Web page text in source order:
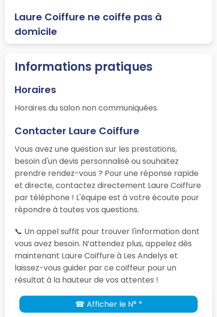
Laure Coiffure ne coiffe pas à
domicile
Informations pratiques
Horaires
Horaires du salon non communiquées.
Contacter Laure Coiffure
Vous avez une question sur les prestations,
besoin d'un devis personnalisé ou souhaitez
prendre rendez-vous ? Pour une réponse rapide
et directe, contactez directement Laure Coiffure
par téléphone ! L'équipe est à votre écoute pour
répondre à toutes vos questions.
📞 Un appel suffit pour trouver l'information dont
vous avez besoin. N’attendez plus, appelez dès
maintenant Laure Coiffure à Les Andelys et
laissez-vous guider par ce coiffeur pour un
résultat à la hauteur de vos attentes !
☎ Afficher le N° *